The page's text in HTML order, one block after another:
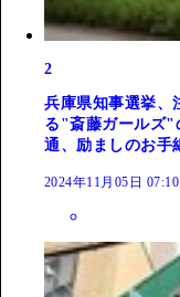
2
兵庫県知事選挙
る"斎藤ガールズ"
通、励ましのお手
2024年11月05日 07:10